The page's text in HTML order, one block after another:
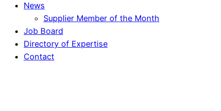
News
Supplier Member of the Month
Job Board
Directory of Expertise
Contact